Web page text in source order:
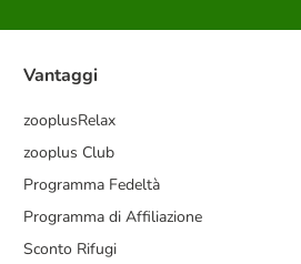
Vantaggi
zooplusRelax
zooplus Club
Programma Fedeltà
Programma di Affiliazione
Sconto Rifugi